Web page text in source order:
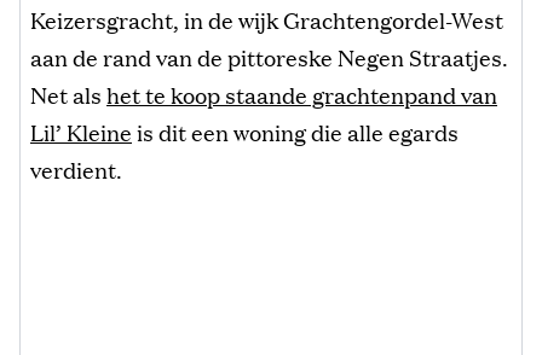
Keizersgracht, in de wijk Grachtengordel-West
aan de rand van de pittoreske Negen Straatjes.
Net alshet te koop staande grachtenpand van
Lil’ Kleineis dit een woning die alle egards
verdient.